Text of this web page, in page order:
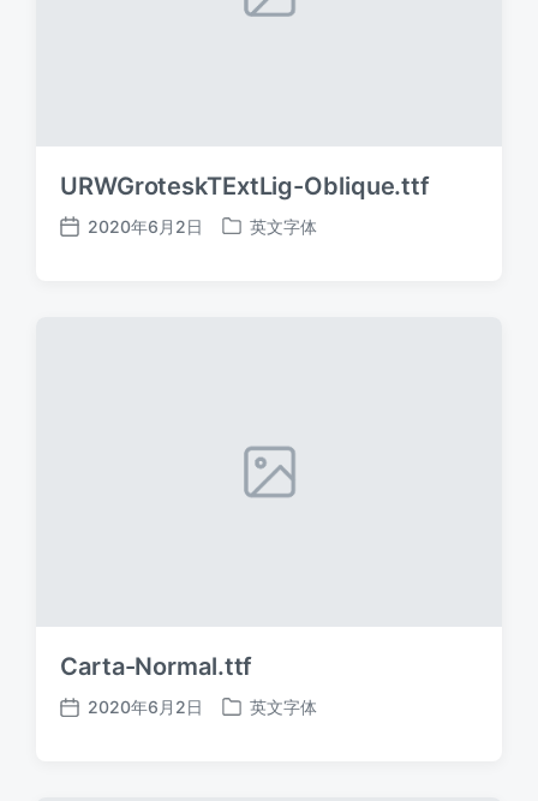
URWGroteskTExtLig-Oblique.ttf
发
2020年6月2日
发
英文字体
Carta-Normal.ttf
发
2020年6月2日
发
英文字体